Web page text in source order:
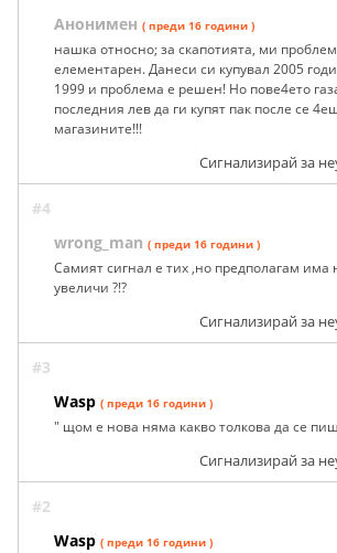
Анонимен ( преди 16 години )
нашка относно; за скапотията, ми
елементарен. Данеси си купувал 2005
1999 и проблема е решен! Но пове4ето
последния лев да ги купят пак после се
магазините!!!
Сигнализирай за
#4
wrong_man ( преди 16 години )
Самият сигнал е тих ,но предполагам има
увеличи ?!?
Сигнализирай за
#3
Wasp ( преди 16 години )
" щом е нова няма какво толкова да се
Сигнализирай за
#2
Wasp ( преди 16 години )